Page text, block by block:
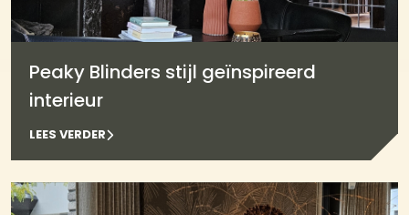
Peaky Blinders stijl geïnspireerd
interieur
LEES VERDER